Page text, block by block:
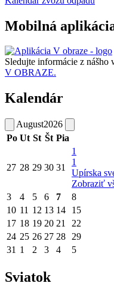
Mobilná
Sledujte informácie z nášho
V OBRAZE.
Kalendár
August2026
Po Ut St Št Pia
27 28 29 30 31
1
1
Upírska
Zobraziť
3 4 5 6 7 8
10 11 12 13 14 15
17 18 19 20 21 22
24 25 26 27 28 29
31 1 2 3 4 5
Sviatok